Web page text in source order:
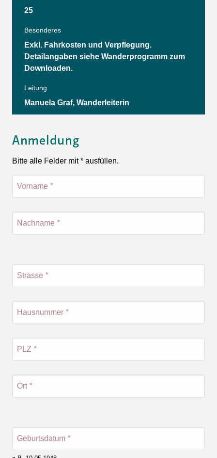
25
Besonderes
Exkl. Fahrkosten und Verpflegung.
Detailangaben siehe Wanderprogramm zum
Downloaden.
Leitung
Manuela Graf, Wanderleiterin
Anmeldung
Bitte alle Felder mit * ausfüllen.
Vorname *
Nachname *
Strasse *
Hausnummer *
PLZ *
Ort *
Geburtsdatum *